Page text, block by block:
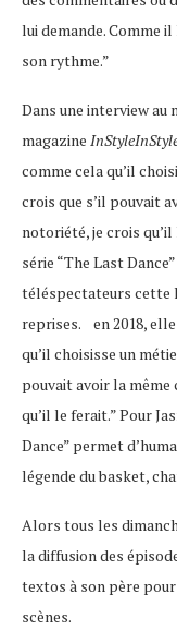
lui demande. Comme
son rythme.”
Dans une interview au
magazine
comme cela qu’il
crois que s’il pouvait
notoriété, je crois
série “The Last
téléspectateurs cette
reprises. en 2018, elle
qu’il choisisse un
pouvait avoir la même
qu’il le ferait.” Pour
Dance” permet
légende du basket,
Alors tous les
la diffusion des
textos à son père
scènes.